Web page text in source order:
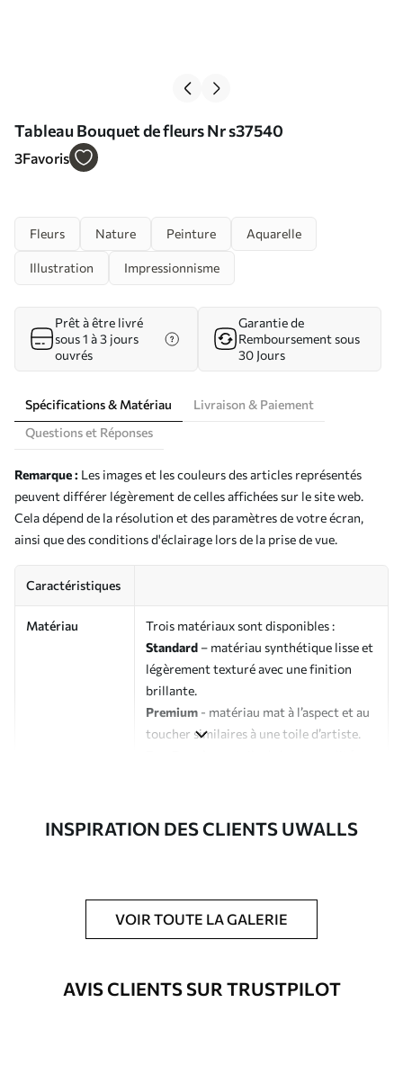
Tableau Bouquet de fleurs Nr s37540
3Favoris
Fleurs Nature Peinture Aquarelle
Illustration Impressionnisme
Prêt à être livré
sous 1 à 3 jours
ouvrés
Garantie de
Remboursement sous
30 Jours
Spécifications & Matériau
Livraison & Paiement
Questions et Réponses
Remarque : Les images et les couleurs des articles représentés
peuvent différer légèrement de celles affichées sur le site web.
Cela dépend de la résolution et des paramètres de votre écran,
ainsi que des conditions d'éclairage lors de la prise de vue.
Caractéristiques
Matériau
Trois matériaux sont disponibles :
Standard – matériau synthétique lisse et
légèrement texturé avec une finition
brillante.
Premium - matériau mat à l’aspect et au
toucher similaires à une toile d’artiste.
Possibilité d'ajouter un vernis
protecteur pour renforcer la durabilité
du tableau.
Matériaux disponibles
INSPIRATION DES CLIENTS UWALLS
VOIR TOUTE LA GALERIE
AVIS CLIENTS SUR TRUSTPILOT